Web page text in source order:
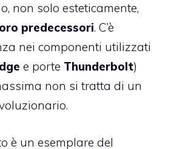
non solo esteticamente,
predecessori. C’è
nei componenti utilizzati
e porte Thunderbolt)
non si tratta di un
è un esemplare del